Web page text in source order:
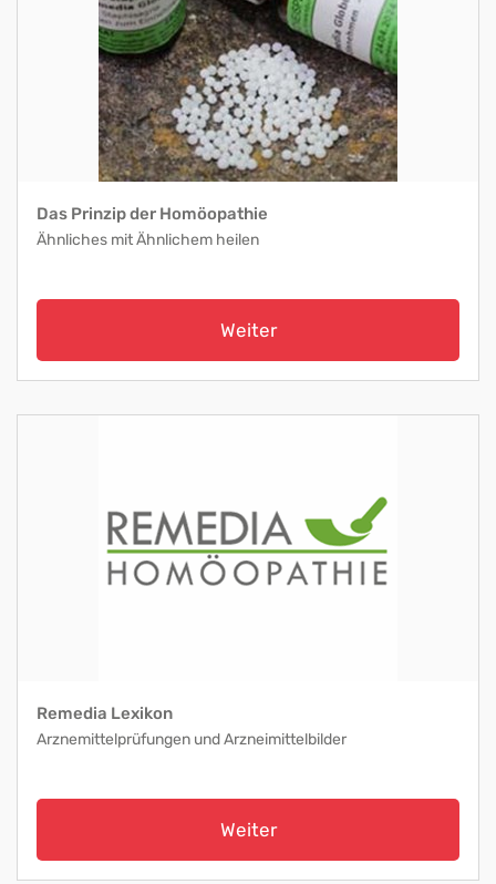
Das Prinzip der Homöopathie
Ähnliches mit Ähnlichem heilen
Weiter
Remedia Lexikon
Arznemittelprüfungen und Arzneimittelbilder
Weiter